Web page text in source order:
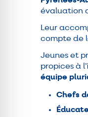
évaluation
Leur
compte de
Jeunes et
propices à l’
équipe
Chefs